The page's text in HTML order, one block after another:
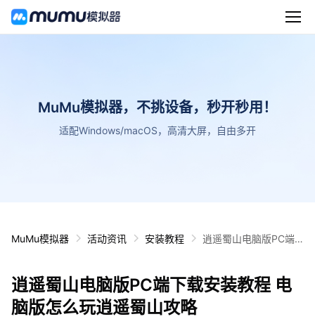
MuMu模拟器，不挑设备，秒开秒用！
适配Windows/macOS，高清大屏，自由多开
MuMu模拟器 活动资讯 安装教程
逍遥蜀山电脑版PC端
逍遥蜀山电脑版PC端下载安装教程 电
脑版怎么玩逍遥蜀山攻略